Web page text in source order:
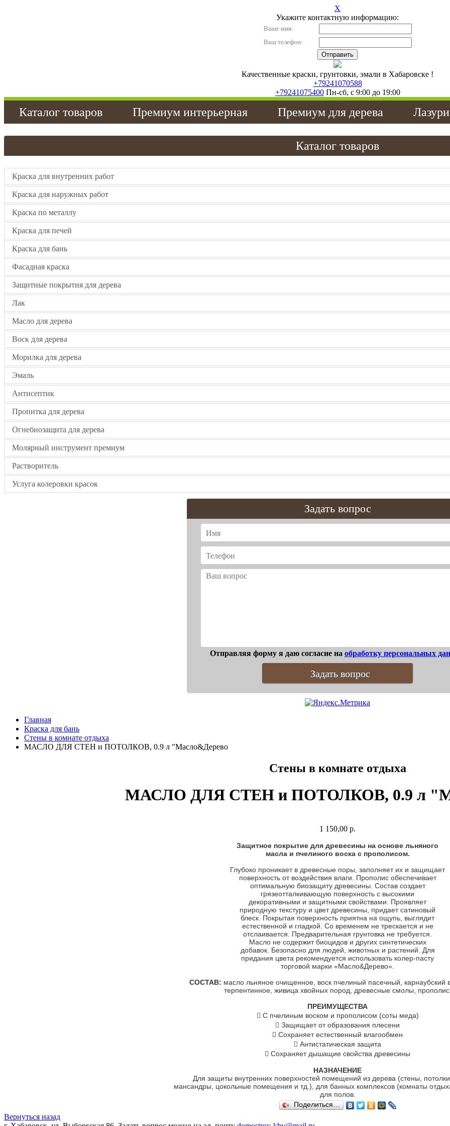
X
Укажите контактную информацию:
Ваше имя:
Ваш телефон:
Качественные краски, грунтовки, эмали в Хабаровске !
+79241070588
+79241075400 Пн-сб, с 9:00 до 19:00
Каталог товаров Премиум интерьерная Премиум для дерева
Контакты
Статьи
Каталог товаров
Краска для внутренних работ
Краска для наружных работ
Краска по металлу
Краска для печей
Краска для бань
Фасадная краска
Защитные покрытия для дерева
Лак
Масло для дерева
Воск для дерева
Морилка для дерева
Эмаль
Антисептик
Пропитка для дерева
Огнебиозащита для дерева
Молярный инструмент премиум
Растворитель
Услуга колеровки красок
Задать вопрос
Отправляя форму я даю согласие на обработку персональных
Главная
Краска для бань
Стены в комнате отдыха
МАСЛО ДЛЯ СТЕН и ПОТОЛКОВ, 0.9 л "Масло&Дерево
Стены в комнате отдыха
МАСЛО ДЛЯ СТЕН и ПОТОЛКОВ, 0.9 л
1 150,00 р.
Защитное покрытие для древесины на основе льняного
масла и пчелиного воска с прополисом.
Глубоко проникает в древесные поры, заполняет их и защищает
поверхность от воздействия влаги. Прополис обеспечивает
оптимальную биозащиту древесины. Состав создает
грязеотталкивающую поверхность с высокими
декоративными и защитными свойствами. Проявляет
природную текстуру и цвет древесины, придает сатиновый
блеск. Покрытая поверхность приятна на ощупь, выглядит
естественной и гладкой. Со временем не трескается и не
отслаивается. Предварительная грунтовка не требуется.
Масло не содержит биоцидов и других синтетических
добавок. Безопасно для людей, животных и растений. Для
придания цвета рекомендуется использовать колер-пасту
торговой марки «Масло&Дерево».
СОСТАВ: масло льняное очищенное, воск пчелиный пасечный, карнаубский
терпентинное, живица хвойных пород, древесные смолы,
ПРЕИМУЩЕСТВА
 С пчелиным воском и прополисом (соты меда)
 Защищает от образования плесени
 Сохраняет естественный влагообмен
 Антистатическая защита
 Сохраняет дышащие свойства древесины
НАЗНАЧЕНИЕ
Для защиты внутренних поверхностей помещений из дерева (стены,
мансандры, цокольные помещения и тд.), для банных комплексов (комнаты
для полов.
Поделиться…
Вернуться назад